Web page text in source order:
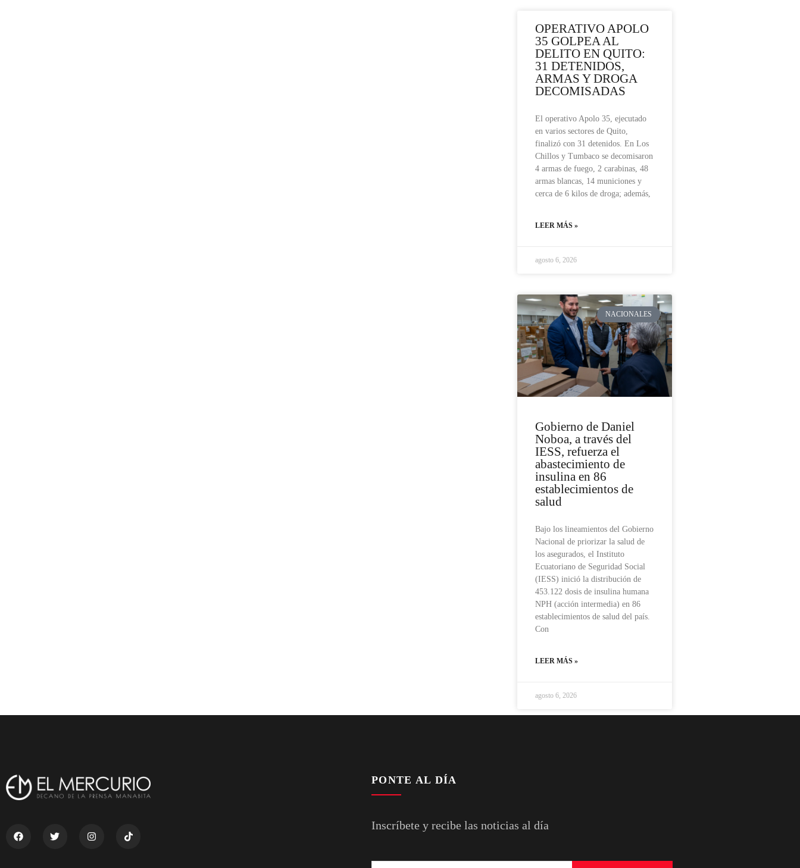
OPERATIVO APOLO
35 GOLPEA AL
DELITO EN QUITO:
31 DETENIDOS,
ARMAS Y DROGA
DECOMISADAS
El operativo Apolo 35, ejecutado
en varios sectores de Quito,
finalizó con 31 detenidos. En Los
Chillos y Tumbaco se decomisaron
4 armas de fuego, 2 carabinas, 48
armas blancas, 14 municiones y
cerca de 6 kilos de droga; además,
LEER MÁS »
agosto 6, 2026
NACIONALES
Gobierno de Daniel
Noboa, a través del
IESS, refuerza el
abastecimiento de
insulina en 86
establecimientos de
salud
Bajo los lineamientos del Gobierno
Nacional de priorizar la salud de
los asegurados, el Instituto
Ecuatoriano de Seguridad Social
(IESS) inició la distribución de
453.122 dosis de insulina humana
NPH (acción intermedia) en 86
establecimientos de salud del país.
Con
LEER MÁS »
agosto 6, 2026
PONTE AL DÍA
Inscríbete y recibe las noticias al día